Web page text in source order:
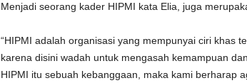
Menjadi seorang kader HIPMI kata Elia, juga
“HIPMI adalah organisasi yang mempunyai ciri khas
karena disini wadah untuk mengasah kemampuan
HIPMI itu sebuah kebanggaan, maka kami berharap